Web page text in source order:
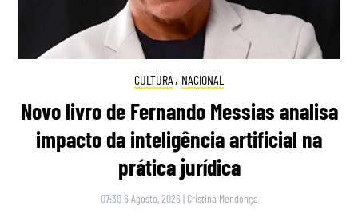
CULTURA , NACIONAL
Novo livro de Fernando Messias analisa
impacto da inteligência artificial na
prática jurídica
07:30 6 Agosto, 2026 | Cristina Mendonça